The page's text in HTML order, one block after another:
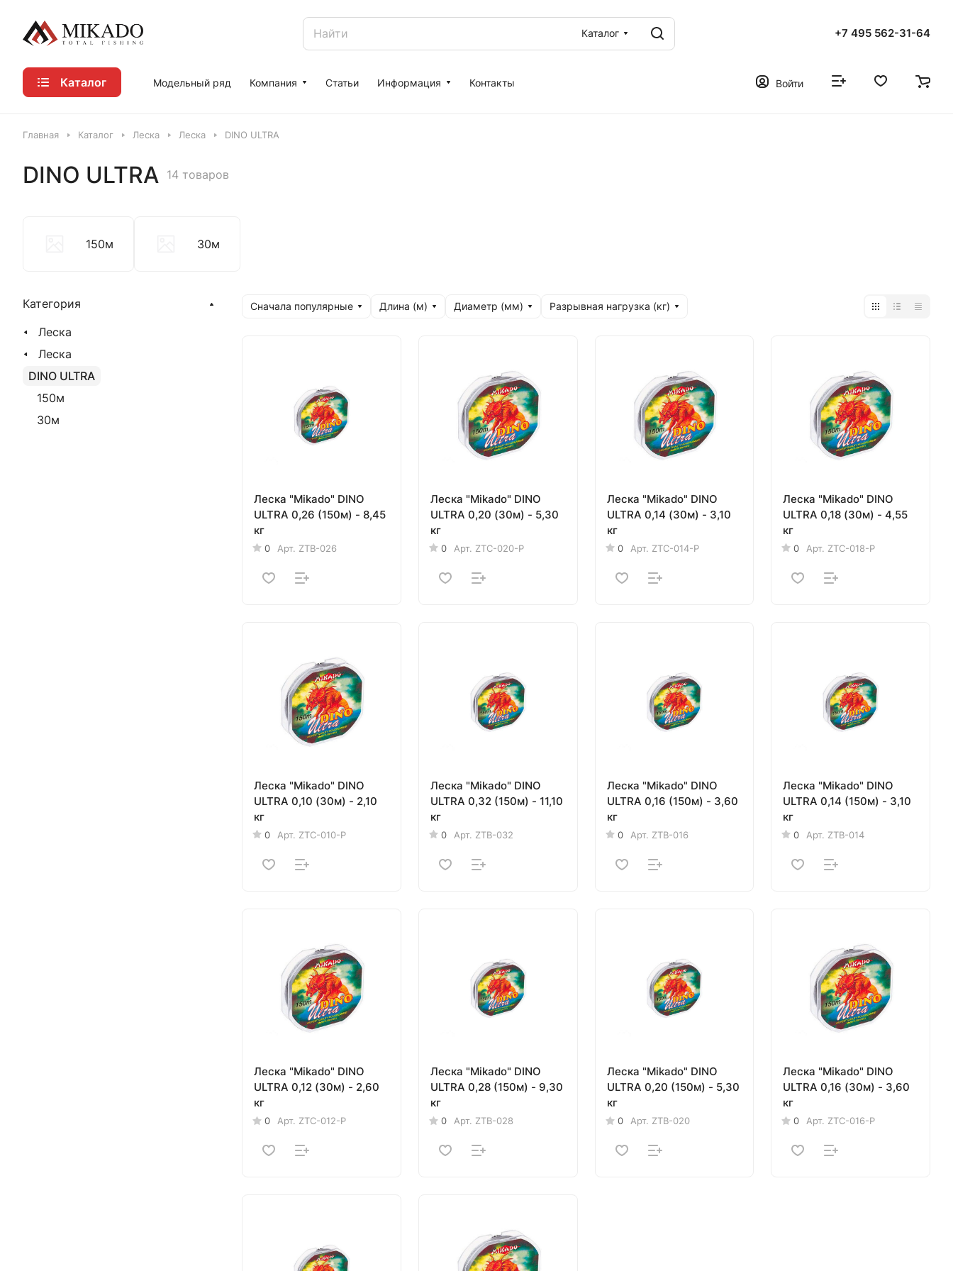
Каталог +7 495 562-31-64
Каталог Модельный ряд Компания Статьи Информация Контакты Войти
Главная Каталог Леска Леска DINO ULTRA
DINO ULTRA 14 товаров
150м 30м
Сначала популярные Длина (м) Диаметр (мм) Разрывная нагрузка (кг)
Леска "Mikado" DINO
ULTRA 0,26 (150м) - 8,45
кг
0 Арт. ZTB-026
Леска "Mikado" DINO
ULTRA 0,20 (30м) - 5,30
кг
0 Арт. ZTC-020-P
Леска "Mikado" DINO
ULTRA 0,14 (30м) - 3,10
кг
0 Арт. ZTC-014-P
Леска "Mikado" DINO
ULTRA 0,18 (30м) - 4,55
кг
0 Арт. ZTC-018-P
Леска "Mikado" DINO
ULTRA 0,10 (30м) - 2,10
кг
0 Арт. ZTC-010-P
Леска "Mikado" DINO
ULTRA 0,32 (150м) - 11,10
кг
0 Арт. ZTB-032
Леска "Mikado" DINO
ULTRA 0,16 (150м) - 3,60
кг
0 Арт. ZTB-016
Леска "Mikado" DINO
ULTRA 0,14 (150м) - 3,10
кг
0 Арт. ZTB-014
Леска "Mikado" DINO
ULTRA 0,12 (30м) - 2,60
кг
0 Арт. ZTC-012-P
Леска "Mikado" DINO
ULTRA 0,28 (150м) - 9,30
кг
0 Арт. ZTB-028
Леска "Mikado" DINO
ULTRA 0,20 (150м) - 5,30
кг
0 Арт. ZTB-020
Леска "Mikado" DINO
ULTRA 0,16 (30м) - 3,60
кг
0 Арт. ZTC-016-P
Категория
Леска
Леска
DINO ULTRA
150м
30м